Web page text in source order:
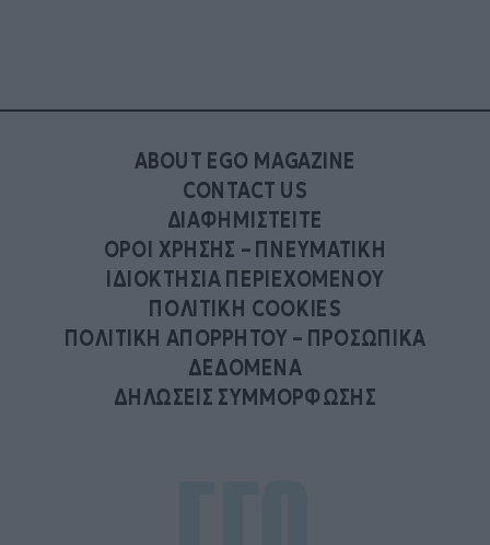
ABOUT EGO MAGAZINE
CONTACT US
ΔΙΑΦΗΜΙΣΤΕΙΤΕ
ΟΡΟΙ ΧΡΗΣΗΣ – ΠΝΕΥΜΑΤΙΚΗ
ΙΔΙΟΚΤΗΣΙΑ ΠΕΡΙΕΧΟΜΕΝΟΥ
ΠΟΛΙΤΙΚΗ COOKIES
ΠΟΛΙΤΙΚΗ ΑΠΟΡΡΗΤΟΥ – ΠΡΟΣΩΠΙΚΑ
ΔΕΔΟΜΕΝΑ
ΔΗΛΩΣΕΙΣ ΣΥΜΜΟΡΦΩΣΗΣ